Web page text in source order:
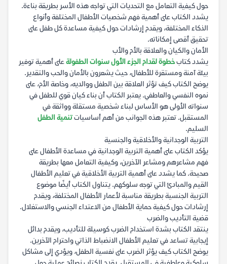
حول كيفية التعامل مع التحديات التي تواجه هذه الأسر بطريقة بناءة.
يشدد الكتاب على أهمية فهم شخصيات الأطفال المختلفة وأنواع
الذكاء المختلفة، ويقدم إرشادات حول كيفية مساعدة كل طفل على
تحقيق أقصى إمكاناته.
الأمان والكيان والعلاقة بالأم والأب
يشدد كتابخطوة لقدام الجزء الأول سنوات الطفولةعلى أهمية توفير
بيئة آمنة ومستقرة للأطفال، حيث يشعرون بالأمان والحب والتقدير.
يوضح الكتاب كيف تؤثر العلاقة بين الطفل ووالديه، وخاصة الأم، على
نموه النفسي والعاطفي. يعتبر الكتاب أن بناء كيان قوي للطفل في
سنواته الأولى هو الأساس لبناء شخصية مستقلة وواثقة في
المستقبل. تعتبر هذه الجوانب من أهم أساسياتتنمية الطفل
السليم.
التربية الوجدانية والأخلاقية والجنسية
يؤكد الكتاب على أهمية التربية الوجدانية في مساعدة الأطفال على
فهم مشاعرهم ومشاعر الآخرين، وكيفية التعامل معها بطريقة
صحيحة. كما يشدد على أهمية التربية الأخلاقية في تعليم الأطفال
القيم والمبادئ التي توجه سلوكهم. يتناول الكتاب أيضًا موضوع
التربية الجنسية بطريقة مناسبة لأعمار الأطفال المختلفة، ويقدم
إرشادات حول كيفية حماية الأطفال من الاعتداء الجنسي والاستغلال.
قضية التأديب والضرب
ينتقد الكتاب بشدة استخدام الضرب كوسيلة للتأديب، ويقدم بدائل
إيجابية تساعد في تعليم الأطفال الانضباط الذاتي واحترام الآخرين.
يوضح الكتاب كيف يؤثر الضرب على نفسية الطفل، ويؤدي إلى مشاكل